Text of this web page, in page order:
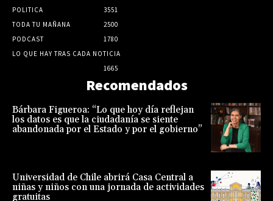
POLITICA
3551
TODA TU MAÑANA
2500
PODCAST
1780
LO QUE HAY TRAS CADA NOTICIA
1665
Recomendados
Bárbara Figueroa: “Lo que hoy día reflejan
los datos es que la ciudadanía se siente
abandonada por el Estado y por el gobierno”
Universidad de Chile abrirá Casa Central a
niñas y niños con una jornada de actividades
gratuitas